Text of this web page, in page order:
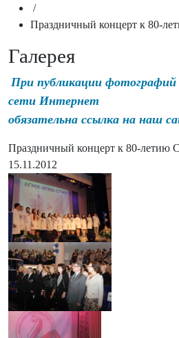
/
Праздничный концерт к 80-
Галерея
При публикации фотографий
сети Интернет
обязательна ссылка на наш
Праздничный концерт к 80-
15.11.2012